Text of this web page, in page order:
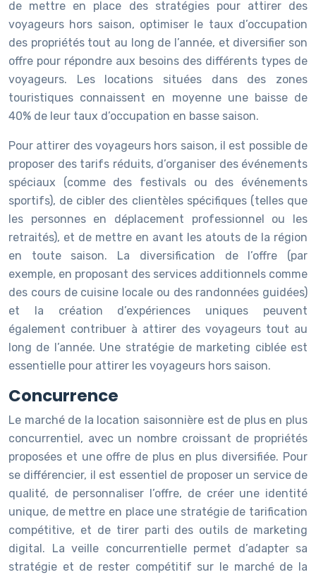
de mettre en place des stratégies pour attirer des
voyageurs hors saison, optimiser le taux d’occupation
des propriétés tout au long de l’année, et diversifier son
offre pour répondre aux besoins des différents types de
voyageurs. Les locations situées dans des zones
touristiques connaissent en moyenne une baisse de
40% de leur taux d’occupation en basse saison.
Pour attirer des voyageurs hors saison, il est possible de
proposer des tarifs réduits, d’organiser des événements
spéciaux (comme des festivals ou des événements
sportifs), de cibler des clientèles spécifiques (telles que
les personnes en déplacement professionnel ou les
retraités), et de mettre en avant les atouts de la région
en toute saison. La diversification de l’offre (par
exemple, en proposant des services additionnels comme
des cours de cuisine locale ou des randonnées guidées)
et la création d’expériences uniques peuvent
également contribuer à attirer des voyageurs tout au
long de l’année. Une stratégie de marketing ciblée est
essentielle pour attirer les voyageurs hors saison.
Concurrence
Le marché de la location saisonnière est de plus en plus
concurrentiel, avec un nombre croissant de propriétés
proposées et une offre de plus en plus diversifiée. Pour
se différencier, il est essentiel de proposer un service de
qualité, de personnaliser l’offre, de créer une identité
unique, de mettre en place une stratégie de tarification
compétitive, et de tirer parti des outils de marketing
digital. La veille concurrentielle permet d’adapter sa
stratégie et de rester compétitif sur le marché de la